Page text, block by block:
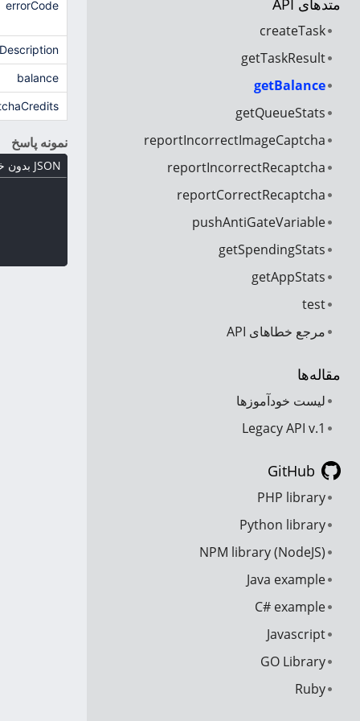
متدهای API
createTask
getTaskResult
getBalance
getQueueStats
reportIncorrectImageCaptcha
reportIncorrectRecaptcha
reportCorrectRecaptcha
pushAntiGateVariable
getSpendingStats
getAppStats
test
مرجع خطاهای API
مقاله‌ها
لیست خودآموزها
Legacy API v.1
GitHub
PHP library
Python library
NPM library (NodeJS)
Java example
C# example
Javascript
GO Library
Ruby
errorCode
balance
نمونه پاسخ
JSON بدون خطا